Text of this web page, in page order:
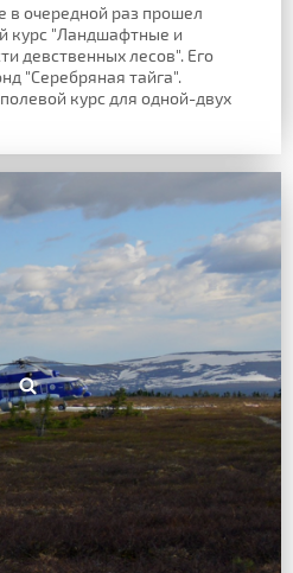
в очередной раз прошел
курс "Ландшафтные и
девственных лесов". Его
"Серебряная тайга".
курс для одной-двух